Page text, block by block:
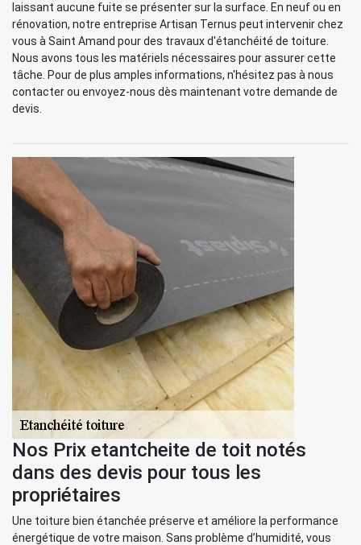
laissant aucune fuite se présenter sur la surface. En neuf ou en
rénovation, notre entreprise Artisan Ternus peut intervenir chez
vous à Saint Amand pour des travaux d'étanchéité de toiture.
Nous avons tous les matériels nécessaires pour assurer cette
tâche. Pour de plus amples informations, n'hésitez pas à nous
contacter ou envoyez-nous dès maintenant votre demande de
devis.
Nos Prix etantcheite de toit notés
dans des devis pour tous les
propriétaires
Une toiture bien étanchée préserve et améliore la performance
énergétique de votre maison. Sans problème d’humidité, vous